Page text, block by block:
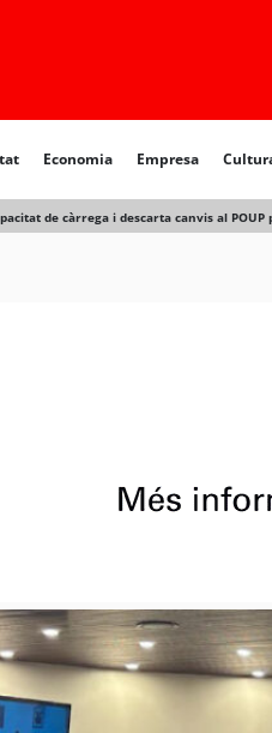
Economia Empresa
de càrrega i descarta canvis al